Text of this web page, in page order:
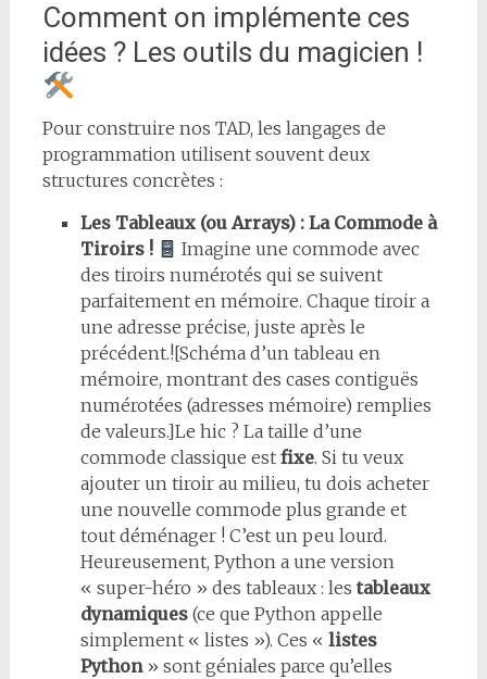
Comment on implémente ces
idées ? Les outils du magicien !
Pour construire nos TAD, les langages de
programmation utilisent souvent deux
structures concrètes :
Les Tableaux (ou Arrays) : La Commode à
Tiroirs !
Imagine une commode avec
des tiroirs numérotés qui se suivent
parfaitement en mémoire. Chaque tiroir a
une adresse précise, juste après le
précédent.![Schéma d’un tableau en
mémoire, montrant des cases contiguës
numérotées (adresses mémoire) remplies
de valeurs.]Le hic ? La taille d’une
commode classique est fixe. Si tu veux
ajouter un tiroir au milieu, tu dois acheter
une nouvelle commode plus grande et
tout déménager ! C’est un peu lourd.
Heureusement, Python a une version
« super-héro » des tableaux : lestableaux
dynamiques(ce que Python appelle
simplement « listes »). Ces « listes
Python» sont géniales parce qu’elles